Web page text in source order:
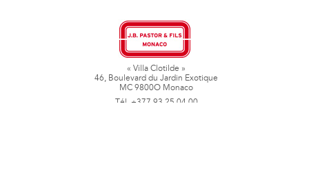
« Villa Clotilde »
46, Boulevard du Jardin Exotique
MC 9800O Monaco
Tél. +377 93 25 04 00